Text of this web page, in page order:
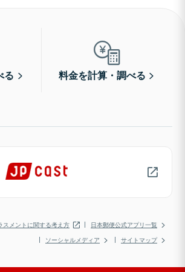
る 料金を計算・調べる
スメントに関する考え方
日本郵便公式アプリ一覧
ソーシャルメディア
サイトマップ